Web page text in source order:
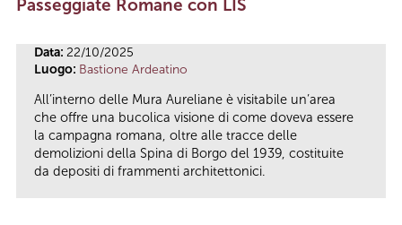
Passeggiate Romane con LIS
Data: 22/10/2025
Luogo: Bastione Ardeatino
All’interno delle Mura Aureliane è visitabile un’area
che offre una bucolica visione di come doveva essere
la campagna romana, oltre alle tracce delle
demolizioni della Spina di Borgo del 1939, costituite
da depositi di frammenti architettonici.